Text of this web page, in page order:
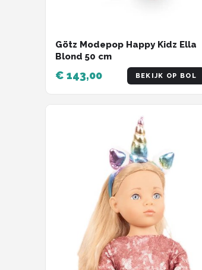
Götz Modepop Happy Kidz Ella
Blond 50 cm
€ 143,00 BEKIJK OP BOL